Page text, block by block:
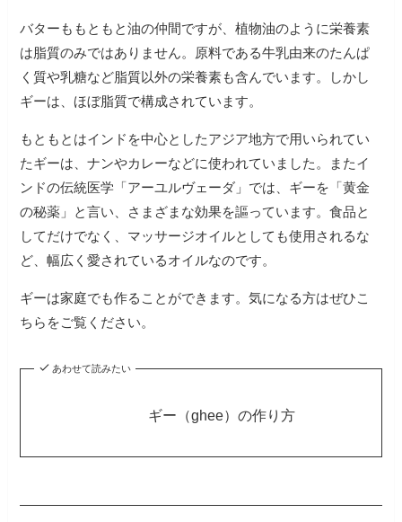
バターももともと油の仲間ですが、植物油のように栄養素
は脂質のみではありません。原料である牛乳由来のたんぱ
く質や乳糖など脂質以外の栄養素も含んでいます。しかし
ギーは、ほぼ脂質で構成されています。
もともとはインドを中心としたアジア地方で用いられてい
たギーは、ナンやカレーなどに使われていました。またイ
ンドの伝統医学「アーユルヴェーダ」では、ギーを「黄金
の秘薬」と言い、さまざまな効果を謳っています。食品と
してだけでなく、マッサージオイルとしても使用されるな
ど、幅広く愛されているオイルなのです。
ギーは家庭でも作ることができます。気になる方はぜひこ
あわせて読みたい
ギー（ghee）の作り方